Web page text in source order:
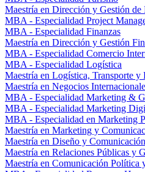
Maestría en Dirección y Gestión de
MBA - Especialidad Project
MBA - Especialidad Finanzas
Maestría en Dirección y Gestión
MBA - Especialidad Comercio
MBA - Especialidad Logística
Maestría en Logística, Transporte
Maestría en Negocios
MBA - Especialidad Marketing &
MBA - Especialidad Marketing
MBA - Especialidad en Marketing
Maestría en Marketing y
Maestría en Diseño y
Maestría en Relaciones Públicas y
Maestría en Comunicación Política